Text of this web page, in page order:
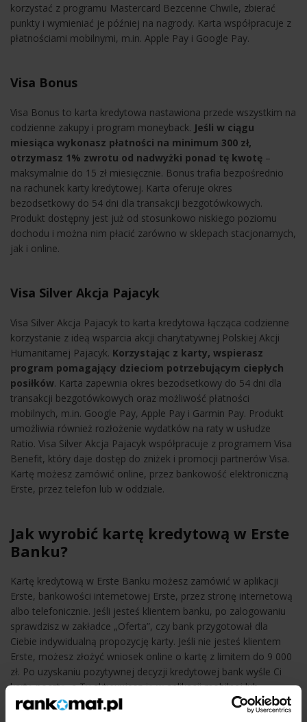
korzystać z programu Mastercard Bezcenne Chwile, zbierać
punkty i wymieniać je później na nagrody. Karta współpracuje z
płatnościami mobilnymi, m.in. Apple Pay i Google Pay.
Visa Bonus
Visa Bonus to karta kredytowa nastawiona przede wszystkim na
codzienne zakupy i program moneyback. Jeśli w ciągu
miesiąca wykonasz płatności na minimum 300 zł,
otrzymasz 1% zwrotu od nadwyżki ponad tę kwotę –
maksymalnie do 15 zł miesięcznie. Bonus trafia bezpośrednio
na rachunek karty kredytowej. Karta oferuje okres
bezodsetkowy do 54 dni dla transakcji bezgotówkowych.
Produkt dostępny jest już od stosunkowo niskiego poziomu
dochodu i można nim płacić zarówno w sklepach stacjonarnych,
jak i online.
Visa Silver Akcja Pajacyk
Visa Silver Akcja Pajacyk to karta kredytowa łącząca codzienne
korzystanie z ideą wsparcia akcji charytatywnej Polskiej Akcji
Humanitarnej Pajacyk. Korzystając z karty, wspierasz
program pomagający dzieciom potrzebującym ciepłych
posiłków. Karta zapewnia okres bezodsetkowy do 54 dni dla
transakcji bezgotówkowych oraz możliwość płatności
mobilnych, m.in. Google Pay, Apple Pay i Garmin Pay. Produkt
umożliwia również rozłożenie wydatków na raty w usłudze
Ratio. Visa Silver Akcja Pajacyk współpracuje z programem Visa
Benefit, który daje dostęp do zniżek i promocji partnerów Visa.
Kartę możesz zamówić online, przez bankowość elektroniczną
Erste, przez telefon lub w oddziale.
Jak wyrobić kartę kredytową w Erste
Banku?
Kartę kredytową w Erste Banku możesz zamówić w aplikacji
Erste, bankowości internetowej Erste, przez stronę internetową
albo telefonicznie. Jeśli jesteś klientem banku, po zalogowaniu
sprawdzisz w zakładce „Oferta”, czy bank przygotował dla
Ciebie indywidualną propozycję karty. Jeśli nie jesteś klientem
Erste, możesz złożyć wniosek online o kartę z limitem do 9 000
zł. Po uzyskaniu pozytywnej decyzji kredytowej bank wyśle Ci
kartę pocztą, a Ty aktywujesz ją w aplikacji mobilnej lub
bankowości internetowej.